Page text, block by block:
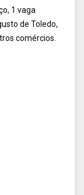
1 vaga
de Toledo,
comércios.